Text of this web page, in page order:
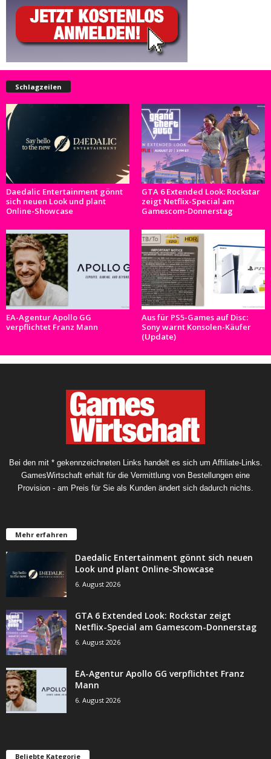
Schlagzeilen
Daedalic Entertainment gönnt
sich neuen Look und plant
Online-Showcase
GTA 6 Extended Look: Rockstar
zeigt Netflix-Special am
Gamescom-Donnerstag
EA-Agentur Apollo GG
verpflichtet Franz Mann
Aus für PS5-Games auf Disc:
Sony warnt Konsolen-Käufer
(Update)
Bei den mit * gekennzeichneten Links handelt es sich um Affiliate-Links.
GamesWirtschaft erhält für die Vermittlung von Bestellungen eine
Provision - am Preis für Sie als Kunden ändert sich dadurch nichts.
Mehr erfahren
Daedalic Entertainment gönnt sich neuen
Look und plant Online-Showcase
6. August 2026
GTA 6 Extended Look: Rockstar zeigt
Netflix-Special am Gamescom-Donnerstag
6. August 2026
EA-Agentur Apollo GG verpflichtet Franz
Mann
6. August 2026
Beliebte Kategorie